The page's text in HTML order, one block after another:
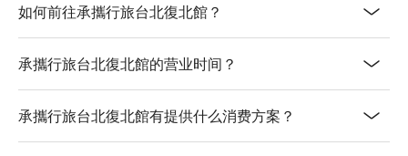
如何前往承攜行旅台北復北館？
承攜行旅台北復北館的营业时间？
承攜行旅台北復北館有提供什么消费方案？